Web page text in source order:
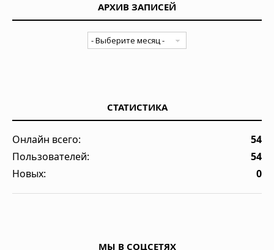
АРХИВ ЗАПИСЕЙ
СТАТИСТИКА
Онлайн всего:
54
Пользователей:
54
Новых:
0
МЫ В СОЦСЕТЯХ